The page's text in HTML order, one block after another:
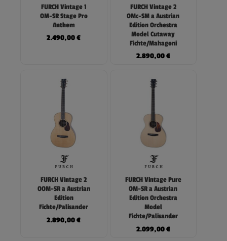
FURCH Vintage 1
OM-SR Stage Pro
Anthem
2.490,00€
FURCH Vintage 2
OMc-SM a Austrian
Edition Orchestra
Model Cutaway
Fichte/Mahagoni
2.890,00€
FURCH Vintage 2
OOM-SR a Austrian
Edition
Fichte/Palisander
2.890,00€
FURCH Vintage Pure
OM-SR a Austrian
Edition Orchestra
Model
Fichte/Palisander
2.099,00€